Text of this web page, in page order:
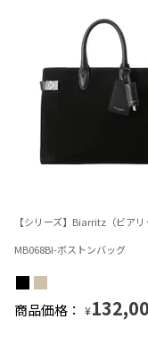
【シリーズ】Biarritz（ビアリ
MB068BI-ボストンバッグ
商品価格： ¥